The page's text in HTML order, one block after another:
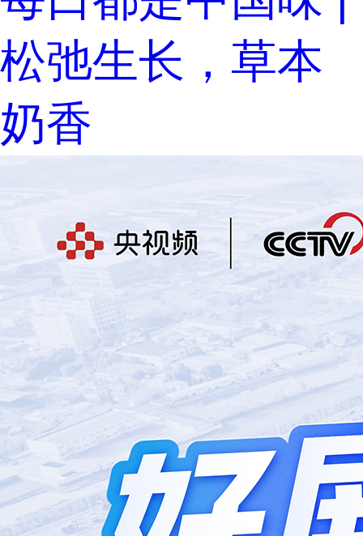
松弛生长，草本
奶香